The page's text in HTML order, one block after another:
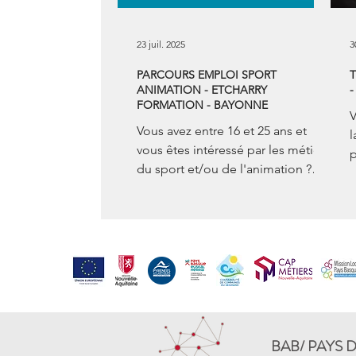
PARCOURS EMPLOI SPORT
ANIMATION - ETCHARRY
FORMATION - BAYONNE
Vous avez entre 16 et 25 ans et
vous êtes intéressé par les métiers
du sport et/ou de l'animation ?
23 juil. 2025
-
BAB/ PAYS